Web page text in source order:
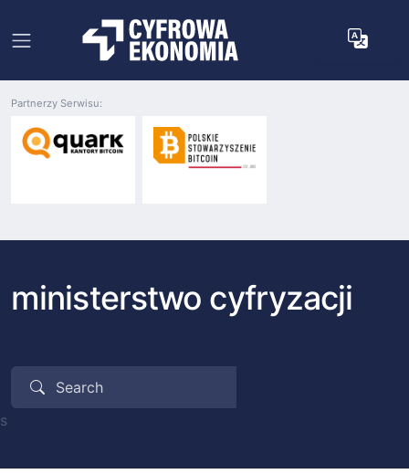
Partnerzy Serwisu:
ministerstwo cyfryzacji
s